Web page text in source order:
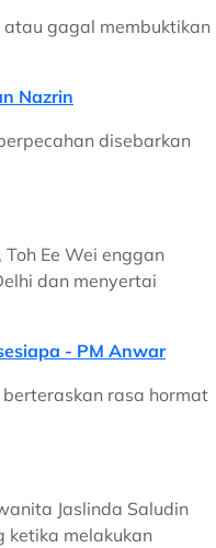
gagal membuktikan
Nazrin
disebarkan
Ee Wei enggan
dan menyertai
- PM Anwar
rasa hormat
Jaslinda Saludin
ketika melakukan